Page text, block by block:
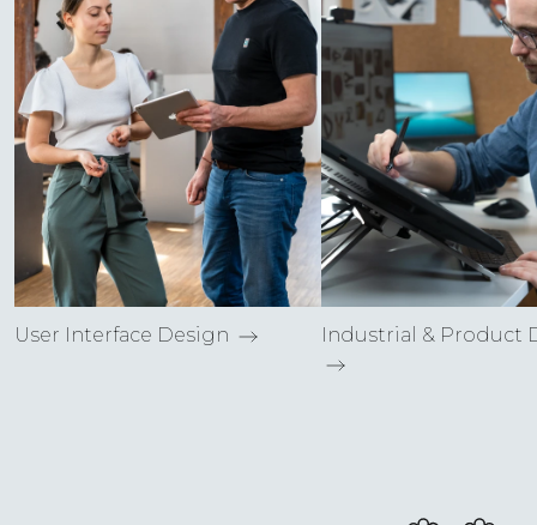
User Interface Design Industrial & Product